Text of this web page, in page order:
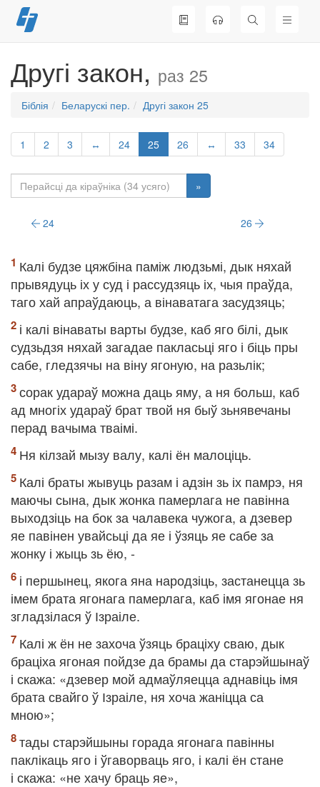
Перайсці
да
Другі закон, раз 25
Біблія Беларускі пер. Другі закон 25
1 2 3 ↔ 24 25 26 ↔ 33 34
»
24 26
Калі будзе цяжбіна паміж людзьмі, дык няхай
прывядуць іх у суд і рассудзяць іх, чыя праўда,
таго хай апраўдаюць, а вінаватага засудзяць;
і калі вінаваты варты будзе, каб яго білі, дык
судзьдзя няхай загадае пакласьці яго і біць пры
сабе, гледзячы на віну ягоную, на разьлік;
сорак удараў можна даць яму, а ня больш, каб
ад многіх удараў брат твой ня быў зьнявечаны
перад вачыма тваімі.
Ня кілзай мызу валу, калі ён малоціць.
Калі браты жывуць разам і адзін зь іх памрэ, ня
маючы сына, дык жонка памерлага не павінна
выходзіць на бок за чалавека чужога, а дзевер
яе павінен увайсьці да яе і ўзяць яе сабе за
жонку і жыць зь ёю, -
і першынец, якога яна народзіць, застанецца зь
імем брата ягонага памерлага, каб імя ягонае ня
згладзілася ў Ізраіле.
Калі ж ён не захоча ўзяць браціху сваю, дык
браціха ягоная пойдзе да брамы да старэйшынаў
і скажа: «дзевер мой адмаўляецца аднавіць імя
брата свайго ў Ізраіле, ня хоча жаніцца са
мною»;
тады старэйшыны горада ягонага павінны
паклікаць яго і ўгаворваць яго, і калі ён стане
і скажа: «не хачу браць яе»,